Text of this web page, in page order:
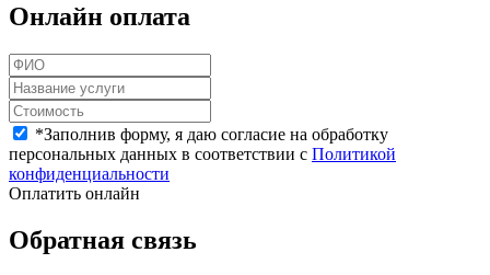
Онлайн оплата
*Заполнив форму, я даю согласие на обработку
персональных данных в соответствии с Политикой
конфиденциальности
Оплатить онлайн
Обратная связь